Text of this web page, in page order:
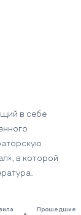
в себе
в которой
Прошедшие